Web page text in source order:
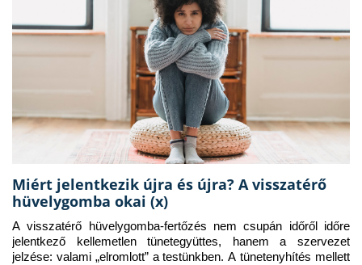
Miért jelentkezik újra és újra? A visszatérő
hüvelygomba okai (x)
A visszatérő hüvelygomba-fertőzés nem csupán időről időre
jelentkező kellemetlen tünetegyüttes, hanem a szervezet
jelzése: valami „elromlott” a testünkben. A tünetenyhítés mellett